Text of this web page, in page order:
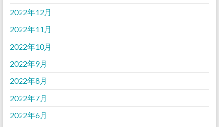
2022年12月
2022年11月
2022年10月
2022年9月
2022年8月
2022年7月
2022年6月